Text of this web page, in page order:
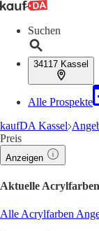
Suchen
34117 Kassel
Alle Prospekte
kaufDA Kassel
Preis
Anzeigen
Aktuelle
Alle Acrylfarben